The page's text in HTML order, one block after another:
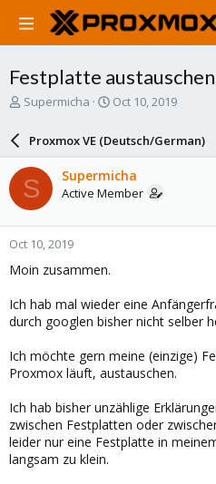
Festplatte austauschen
T
a
d
s
t
a
r
t
e
Supermicha
S
r
d
a
e
Oct 10, 2019
Proxmox VE (Deutsch/German)
S Supermicha
Active Member
Oct 10, 2019
Moin zusammen.
Ich hab mal wieder eine
durch googlen bisher nicht selber
Ich möchte gern meine (einzige)
Proxmox läuft, austauschen.
Ich hab bisher unzählige
zwischen Festplatten oder
leider nur eine Festplatte in
langsam zu klein.